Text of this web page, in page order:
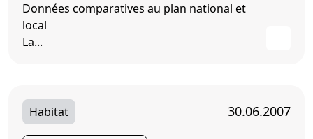
Données comparatives au plan national et
local
La...
Habitat 30.06.2007